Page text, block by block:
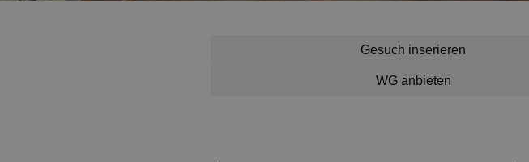
Gesuch inserieren
WG anbieten